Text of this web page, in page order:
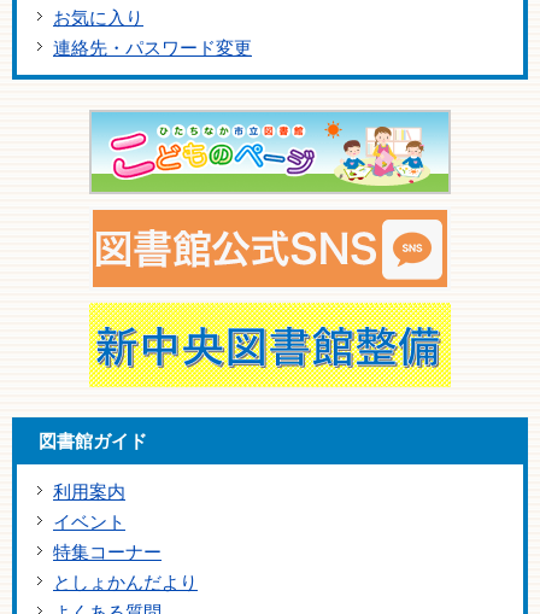
お気に入り
連絡先・パスワード変更
図書館ガイド
利用案内
イベント
特集コーナー
としょかんだより